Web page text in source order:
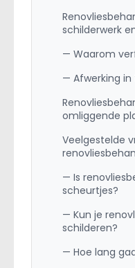
schilderwerk
— Waarom
— Afwerking in
omliggende
Veelgestelde
— Is
scheurtjes?
— Kun je
schilderen?
— Hoe lang